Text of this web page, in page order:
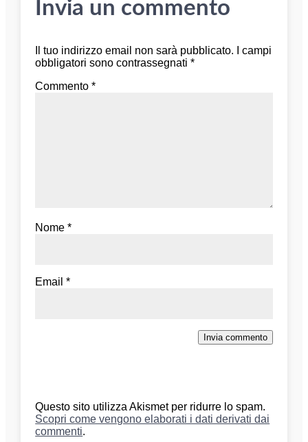
Invia un commento
Il tuo indirizzo email non sarà pubblicato.
I campi
obbligatori sono contrassegnati*
Commento*
Nome*
Email*
Invia commento
Questo sito utilizza Akismet per ridurre lo spam.
Scopri come vengono elaborati i dati derivati dai
commenti.